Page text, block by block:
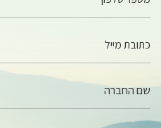
כתובת מייל
שם החברה